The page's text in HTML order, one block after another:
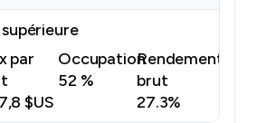
par
$US
Occupation
52 %
Rendement
brut
27.3%